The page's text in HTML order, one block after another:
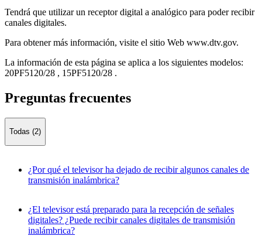
Tendrá que utilizar un receptor digital a analógico para poder recibir
canales digitales.
Para obtener más información, visite el sitio Web www.dtv.gov.
La información de esta página se aplica a los siguientes modelos:
20PF5120/28 , 15PF5120/28 .
Preguntas frecuentes
Todas (2)
¿Por qué el televisor ha dejado de recibir algunos canales de
transmisión inalámbrica?
¿El televisor está preparado para la recepción de señales
digitales? ¿Puede recibir canales digitales de transmisión
inalámbrica?